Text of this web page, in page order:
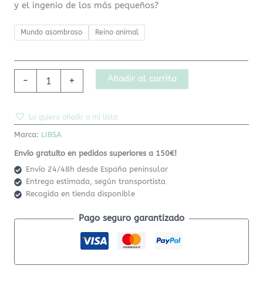
y el ingenio de los más pequeños?
Mundo asombroso Reino animal
- + Añadir al carrito
Lo quiero añadir a mi lista
Marca: LIBSA
Envío gratuíto en pedidos superiores a 150€!
Envío 24/48h desde España peninsular
Entrega estimada, según transportista
Recogida en tienda disponible
Pago seguro garantizado